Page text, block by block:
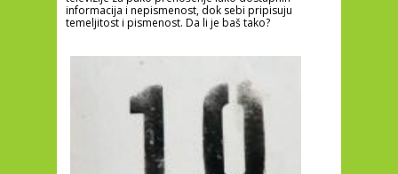
informacija i nepismenost, dok sebi pripisuju
temeljitost i pismenost. Da li je baš tako?